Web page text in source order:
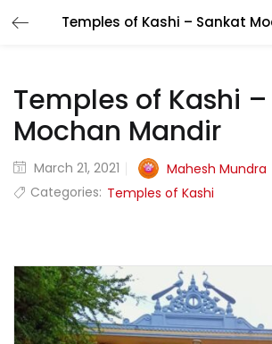
Temples of Kashi
Mochan Mandir
March 21, 2021 Mahesh Mundra
Categories: Temples of Kashi
LOGIN
Enter your username and password to
Remember me
Login